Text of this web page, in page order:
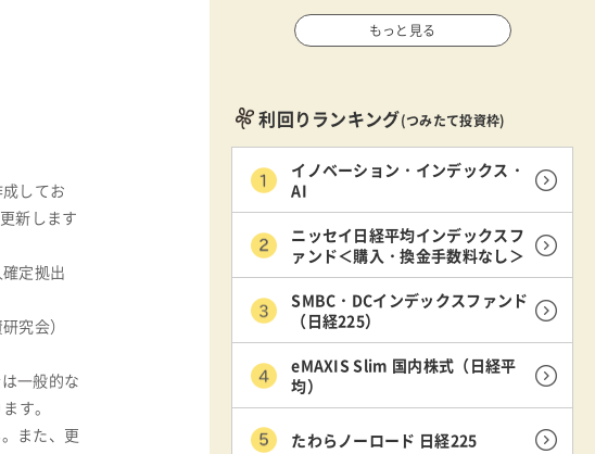
してお
新します
定拠出
究会）
一般的な
す。
また、更
もっと見る
利回りランキング(つみたて投資枠)
イノベーション・インデックス・
AI
ニッセイ日経平均インデックスフ
ァンド＜購入・換金手数料なし＞
SMBC・DCインデックスファンド
（日経225）
eMAXIS Slim 国内株式（日経平
均）
たわらノーロード 日経225